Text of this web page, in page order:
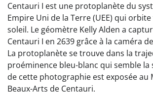
Centauri I est une protoplanète du
Empire Uni de la Terre (UEE) qui
soleil. Le géomètre Kelly Alden a
Centauri I en 2639 grâce à la caméra
La protoplanète se trouve dans la
proéminence bleu-blanc qui semble la
de cette photographie est exposée au
Beaux-Arts de Centauri.